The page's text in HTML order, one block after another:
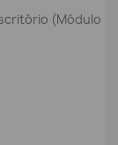
(módulo